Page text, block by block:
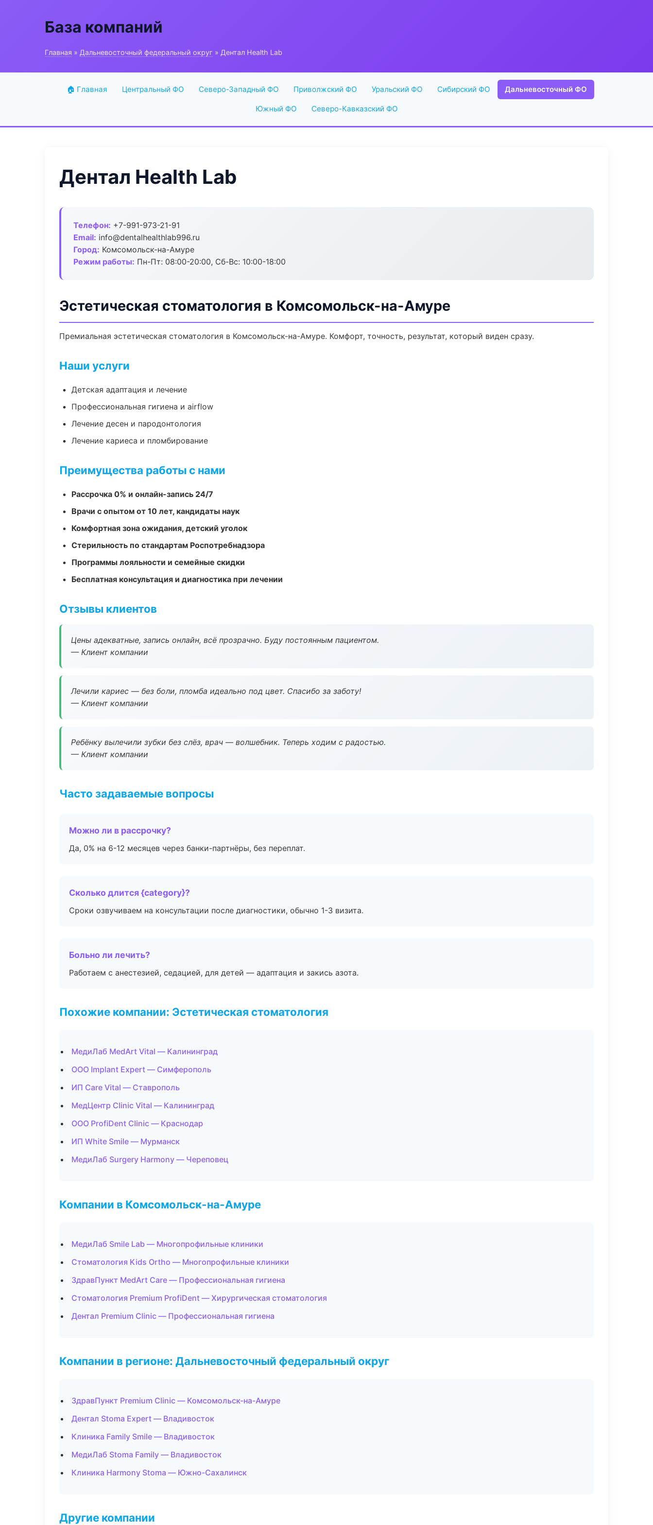
База компаний
Главная » Дальневосточный федеральный округ » Дентал Health Lab
🏠 Главная Центральный ФО Северо-Западный ФО Приволжский ФО Уральский ФО Сибирский ФО Дальневосточный ФО
Южный ФО Северо-Кавказский ФО
Дентал Health Lab
Телефон: +7-991-973-21-91
Email: info@dentalhealthlab996.ru
Город: Комсомольск-на-Амуре
Режим работы: Пн-Пт: 08:00-20:00, Сб-Вс: 10:00-18:00
Эстетическая стоматология в Комсомольск-на-Амуре
Премиальная эстетическая стоматология в Комсомольск-на-Амуре. Комфорт, точность, результат, который виден сразу.
Наши услуги
Детская адаптация и лечение
Профессиональная гигиена и airflow
Лечение десен и пародонтология
Лечение кариеса и пломбирование
Преимущества работы с нами
Рассрочка 0% и онлайн-запись 24/7
Врачи с опытом от 10 лет, кандидаты наук
Комфортная зона ожидания, детский уголок
Стерильность по стандартам Роспотребнадзора
Программы лояльности и семейные скидки
Бесплатная консультация и диагностика при лечении
Отзывы клиентов
Цены адекватные, запись онлайн, всё прозрачно. Буду постоянным пациентом.
— Клиент компании
Лечили кариес — без боли, пломба идеально под цвет. Спасибо за заботу!
— Клиент компании
Ребёнку вылечили зубки без слёз, врач — волшебник. Теперь ходим с радостью.
— Клиент компании
Часто задаваемые вопросы
Можно ли в рассрочку?
Да, 0% на 6-12 месяцев через банки-партнёры, без переплат.
Сколько длится {category}?
Сроки озвучиваем на консультации после диагностики, обычно 1-3 визита.
Больно ли лечить?
Работаем с анестезией, седацией, для детей — адаптация и закись азота.
Похожие компании: Эстетическая стоматология
МедиЛаб MedArt Vital — Калининград
ООО Implant Expert — Симферополь
ИП Care Vital — Ставрополь
МедЦентр Clinic Vital — Калининград
ООО ProfiDent Clinic — Краснодар
ИП White Smile — Мурманск
МедиЛаб Surgery Harmony — Череповец
Компании в Комсомольск-на-Амуре
МедиЛаб Smile Lab — Многопрофильные клиники
Стоматология Kids Ortho — Многопрофильные клиники
ЗдравПункт MedArt Care — Профессиональная гигиена
Стоматология Premium ProfiDent — Хирургическая стоматология
Дентал Premium Clinic — Профессиональная гигиена
Компании в регионе: Дальневосточный федеральный округ
ЗдравПункт Premium Clinic — Комсомольск-на-Амуре
Дентал Stoma Expert — Владивосток
Клиника Family Smile — Владивосток
МедиЛаб Stoma Family — Владивосток
Клиника Harmony Stoma — Южно-Сахалинск
Другие компании